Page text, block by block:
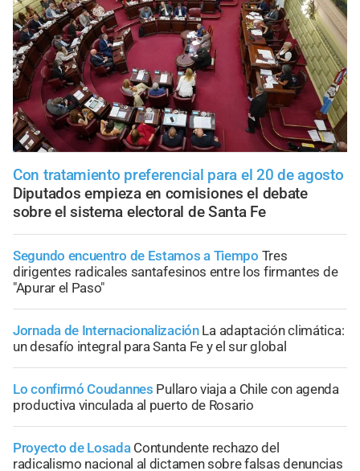
Con tratamiento preferencial para el 20 de agosto
Diputados empieza en comisiones el debate
sobre el sistema electoral de Santa Fe
Segundo encuentro de Estamos a Tiempo Tres
dirigentes radicales santafesinos entre los firmantes de
"Apurar el Paso"
Jornada de Internacionalización La adaptación climática:
un desafío integral para Santa Fe y el sur global
Lo confirmó Coudannes Pullaro viaja a Chile con agenda
productiva vinculada al puerto de Rosario
Proyecto de Losada Contundente rechazo del
radicalismo nacional al dictamen sobre falsas denuncias